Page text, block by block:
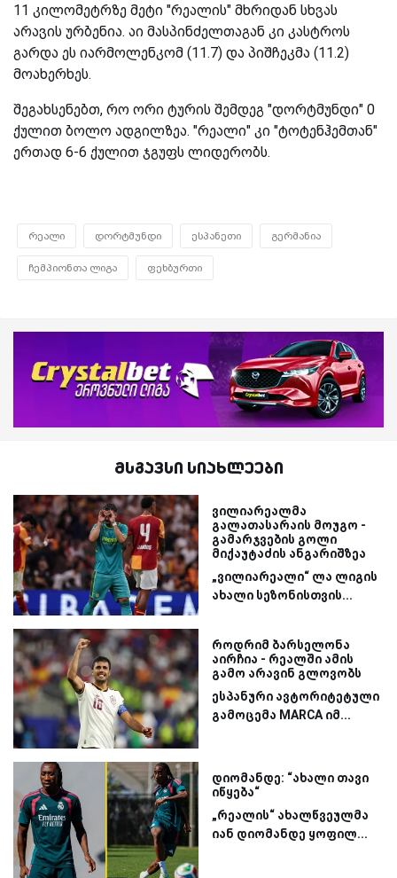
11 კილომეტრზე მეტი "რეალის" მხრიდან სხვას
არავის ურბენია. აი მასპინძელთაგან კი კასტროს
გარდა ეს იარმოლენკომ (11.7) და პიშჩეკმა (11.2)
მოახერხეს.
შეგახსენებთ, რო ორი ტურის შემდეგ "დორტმუნდი" 0
ქულით ბოლო ადგილზეა. "რეალი" კი "ტოტენჰემთან"
ერთად 6-6 ქულით ჯგუფს ლიდერობს.
რეალი დორტმუნდი ესპანეთი გერმანია
ჩემპიონთა ლიგა ფეხბურთი
მსგავსი სიახლეები
ვილიარეალმა
გალათასარაის მოუგო -
გამარჯვების გოლი
მიქაუტაძის ანგარიშზეა
„ვილიარეალი“ ლა ლიგის
ახალი სეზონისთვის...
როდრიმ ბარსელონა
აირჩია - რეალში ამის
გამო არავინ გლოვობს
ესპანური ავტორიტეტული
გამოცემა MARCA იმ...
დიომანდე: “ახალი თავი
იწყება“
„რეალის“ ახალწვეულმა
იან დიომანდე ყოფილ...